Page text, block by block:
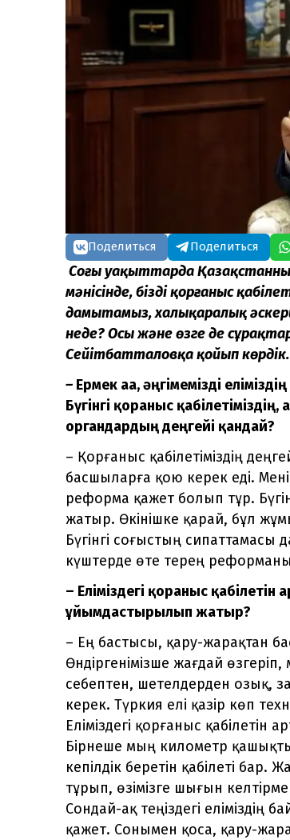
Поделиться Поделиться
Соңғы уақыттарда
мәнісінде, біздің қорғаныс
дамытамыз, халықаралық
неде? Осы және өзге де
Сейітбатталовқа қойып көрдік.
– Ермек аға, әңгімемізді
Бүгінгі қорғаныс
органдардың деңгейі қандай?
– Қорғаныс қабілетіміздің
басшыларға қою керек еді.
реформа қажет болып тұр.
жатыр. Өкінішке қарай, бұл
Бүгінгі соғыстың сипаттамасы
күштерде өте терең
– Еліміздегі қорғаныс
ұйымдастырылып жатыр?
– Ең бастысы, қару-жарақтан
Өндіргенімізше жағдай
себептен, шетелдерден озық,
керек. Түркия елі қазір көп
Еліміздегі қорғаныс
Бірнеше мың километр
кепілдік беретін қабілеті
тұрып, өзімізге шығын
Сондай-ақ теңіздегі еліміздің
қажет. Сонымен қоса, қару-